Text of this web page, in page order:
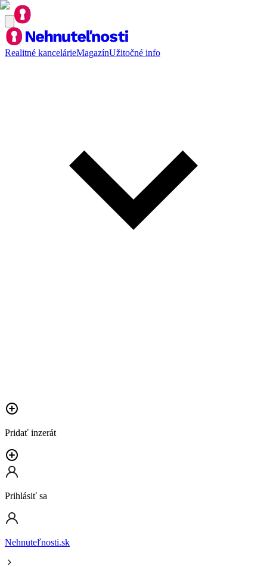
Realitné kancelárieMagazínUžitočné info
Pridať inzerát
Prihlásiť sa
Nehnuteľnosti.sk